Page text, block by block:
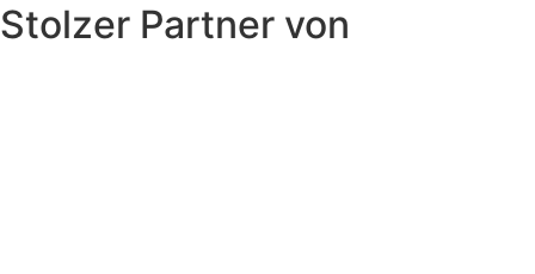
Stolzer Partner von